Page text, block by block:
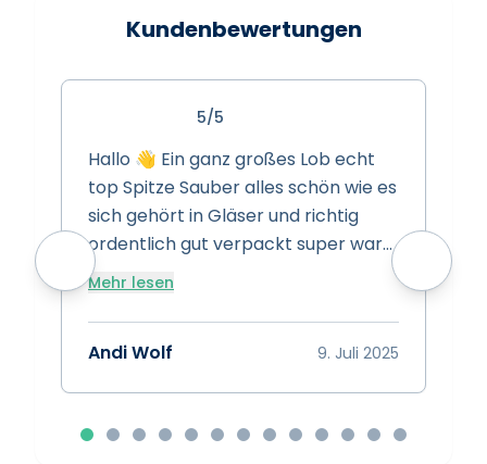
Kundenbewertungen
5/5
Hallo 👋 Ein ganz großes Lob echt
top Spitze Sauber alles schön wie es
sich gehört in Gläser und richtig
ordentlich gut verpackt super ware
super Preise super Leistung Spitze
Bewertung 15/10 👍👍👍
Mehr lesen
Andi Wolf 9. Juli 2025